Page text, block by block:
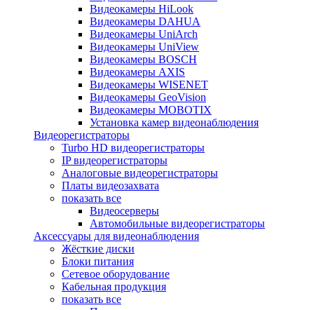
Видеокамеры HiLook
Видеокамеры DAHUA
Видеокамеры UniArch
Видеокамеры UniView
Видеокамеры BOSCH
Видеокамеры AXIS
Видеокамеры WISENET
Видеокамеры GeoVision
Видеокамеры MOBOTIX
Установка камер видеонаблюдения
Видеорегистраторы
Turbo HD видеорегистраторы
IP видеорегистраторы
Аналоговые видеорегистраторы
Платы видеозахвата
показать все
Видеосерверы
Автомобильные видеорегистраторы
Аксессуары для видеонаблюдения
Жёсткие диски
Блоки питания
Сетевое оборудование
Кабельная продукция
показать все